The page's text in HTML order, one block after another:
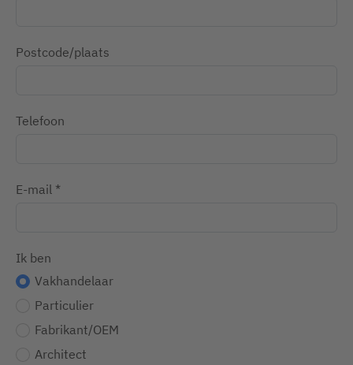
Postcode/plaats
Telefoon
E-mail *
Ik ben
Vakhandelaar
Particulier
Fabrikant/OEM
Architect